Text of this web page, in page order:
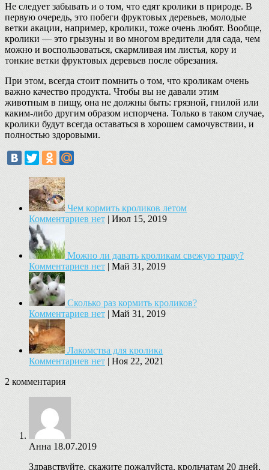
Не следует забывать и о том, что едят кролики в природе. В
первую очередь, это побеги фруктовых деревьев, молодые
ветки акации, например, кролики, тоже очень любят. Вообще,
кролики — это грызуны и во многом вредители для сада, чем
можно и воспользоваться, скармливая им листья, кору и
тонкие ветки фруктовых деревьев после обрезания.
При этом, всегда стоит помнить о том, что кроликам очень
важно качество продукта. Чтобы вы не давали этим
животным в пищу, она не должны быть: грязной, гнилой или
каким-либо другим образом испорчена. Только в таком случае,
кролики будут всегда оставаться в хорошем самочувствии, и
полностью здоровыми.
Чем кормить кроликов летом
Комментариев нет | Июл 15, 2019
Можно ли давать кроликам свежую траву?
Комментариев нет | Май 31, 2019
Сколько раз кормить кроликов?
Комментариев нет | Май 31, 2019
Лакомства для кролика
Комментариев нет | Ноя 22, 2021
2 комментария
Анна 18.07.2019
Здравствуйте, скажите пожалуйста, крольчатам 20 дней,